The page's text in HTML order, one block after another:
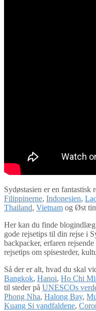
Sydøstasien er en
Filippinerne, Indonesien,
Thailand, Vietnam og Øst
Her kan du finde
gode rejsetips til din rejse i
backpacker, erfaren
rejsetips om spisesteder,
Så der er alt, hvad du skal
Bangkok, Hanoi, Ho Chi
til steder på UNESCOs
Phong Nha, Halong Bay,
Kuang Si vandfaldene,